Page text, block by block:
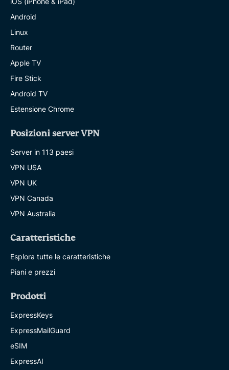
Android
Linux
Router
Apple TV
Fire Stick
Android TV
Estensione Chrome
Posizioni server VPN
Server in 113 paesi
VPN USA
VPN UK
VPN Canada
VPN Australia
Caratteristiche
Esplora tutte le caratteristiche
Piani e prezzi
Prodotti
ExpressKeys
ExpressMailGuard
eSIM
ExpressAI